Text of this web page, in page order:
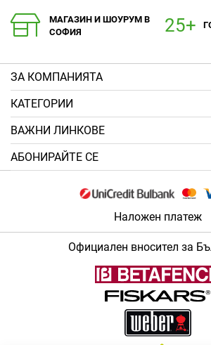
МАГАЗИН И ШОУРУМ В
СОФИЯ
ЗA КОМПАНИЯТА
КАТЕГОРИИ
ВАЖНИ ЛИНКОВЕ
АБОНИРАЙТЕ СЕ
Наложен платеж
Официален вносител за